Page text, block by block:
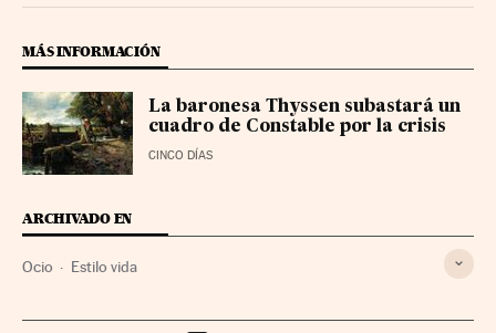
MÁS INFORMACIÓN
La baronesa Thyssen subastará un
cuadro de Constable por la crisis
CINCO DÍAS
ARCHIVADO EN
Ocio Estilo vida